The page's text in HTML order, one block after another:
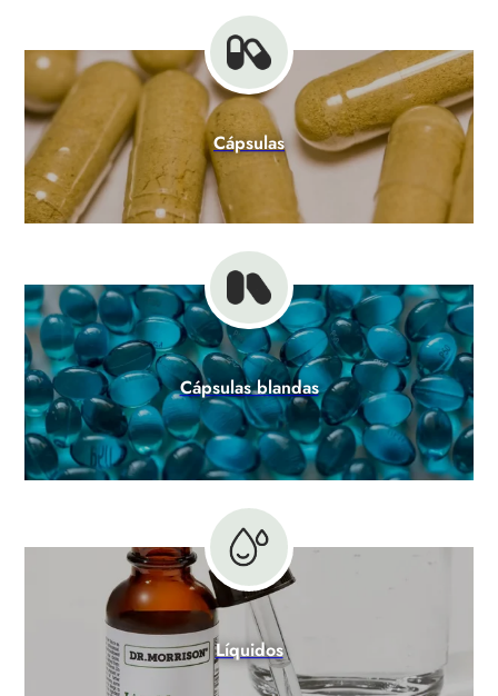
Cápsulas
Cápsulas blandas
Líquidos